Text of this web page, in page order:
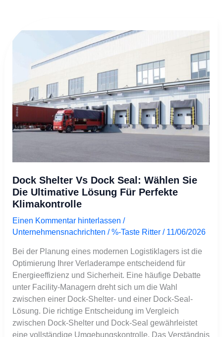
Dock Shelter Vs Dock Seal: Wählen Sie
Die Ultimative Lösung Für Perfekte
Klimakontrolle
Einen Kommentar hinterlassen /
Unternehmensnachrichten / %-Taste Ritter / 11/06/2026
Bei der Planung eines modernen Logistiklagers ist die
Optimierung Ihrer Verladerampe entscheidend für
Energieeffizienz und Sicherheit. Eine häufige Debatte
unter Facility-Managern dreht sich um die Wahl
zwischen einer Dock-Shelter- und einer Dock-Seal-
Lösung. Die richtige Entscheidung im Vergleich
zwischen Dock-Shelter und Dock-Seal gewährleistet
eine vollständige Umgebungskontrolle. Das Verständnis
Shelter
Wählen
die
ultimative
Lösung